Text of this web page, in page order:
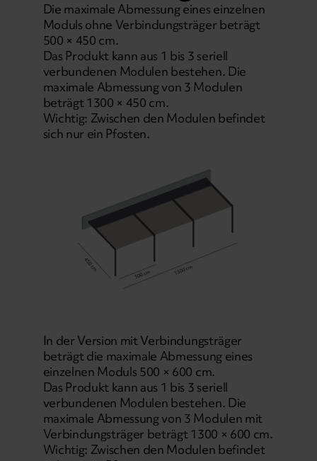
Die maximale Abmessung eines einzelnen
Moduls ohne Verbindungsträger beträgt
500 × 450 cm.
Das Produkt kann aus 1 bis 3 seriell
verbundenen Modulen bestehen. Die
maximale Abmessung von 3 Modulen
beträgt 1300 × 450 cm.
Wichtig: Zwischen den Modulen befindet
sich nur ein Pfosten.
In der Version mit Verbindungsträger
beträgt die maximale Abmessung eines
einzelnen Moduls 500 × 600 cm.
Das Produkt kann aus 1 bis 3 seriell
verbundenen Modulen bestehen. Die
maximale Abmessung von 3 Modulen mit
Verbindungsträger beträgt 1300 × 600 cm.
Wichtig: Zwischen den Modulen befindet